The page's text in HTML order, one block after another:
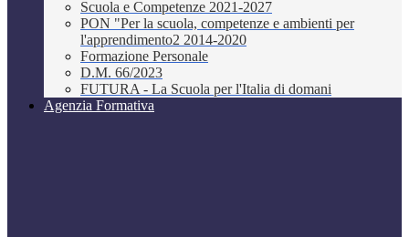
Scuola e Competenze 2021-2027
PON "Per la scuola, competenze e ambienti per
l'apprendimento2 2014-2020
Formazione Personale
D.M. 66/2023
FUTURA - La Scuola per l'Italia di domani
Agenzia Formativa